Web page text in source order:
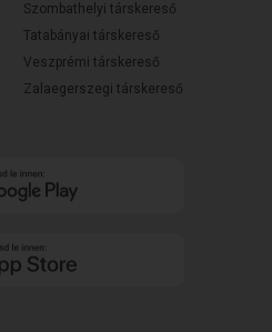
Szombathelyi társkereső
Tatabányai társkereső
Veszprémi társkereső
Zalaegerszegi társkereső